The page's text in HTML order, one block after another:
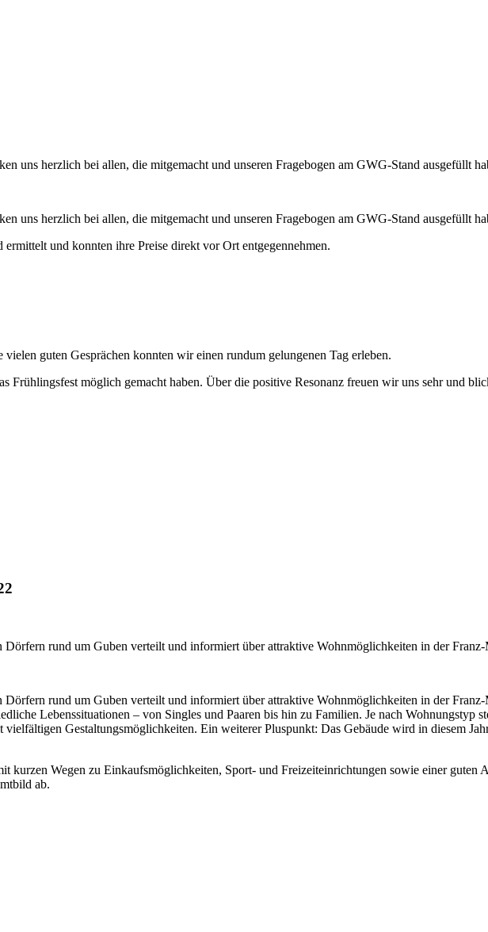
uns herzlich bei allen, die mitgemacht und unseren Fragebogen am GWG-Stand ausgefüllt
uns herzlich bei allen, die mitgemacht und unseren Fragebogen am GWG-Stand ausgefüllt
und konnten ihre Preise direkt vor Ort entgegennehmen.
guten Gesprächen konnten wir einen rundum gelungenen Tag erleben.
möglich gemacht haben. Über die positive Resonanz freuen wir uns sehr und
Dörfern rund um Guben verteilt und informiert über attraktive Wohnmöglichkeiten in der
rund um Guben verteilt und informiert über attraktive Wohnmöglichkeiten in der
Lebenssituationen – von Singles und Paaren bis hin zu Familien. Je nach Wohnungstyp
Gestaltungsmöglichkeiten. Ein weiterer Pluspunkt: Das Gebäude wird in diesem
kurzen Wegen zu Einkaufsmöglichkeiten, Sport- und Freizeiteinrichtungen sowie einer guten
ab.